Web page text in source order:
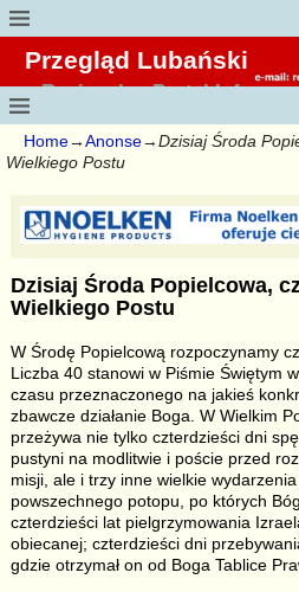
Przegląd Lubański
Regionalny Portal
Home→Anonse→Dzisiaj Środa
Wielkiego Postu
Dzisiaj Środa Popielcowa,
Wielkiego Postu
W Środę Popielcową rozpoczynamy
Liczba 40 stanowi w Piśmie Świętym
czasu przeznaczonego na jakieś
zbawcze działanie Boga. W Wielkim
przeżywa nie tylko czterdzieści dni
pustyni na modlitwie i poście przed
misji, ale i trzy inne wielkie
powszechnego potopu, po których
czterdzieści lat pielgrzymowania
obiecanej; czterdzieści dni
gdzie otrzymał on od Boga Tablice